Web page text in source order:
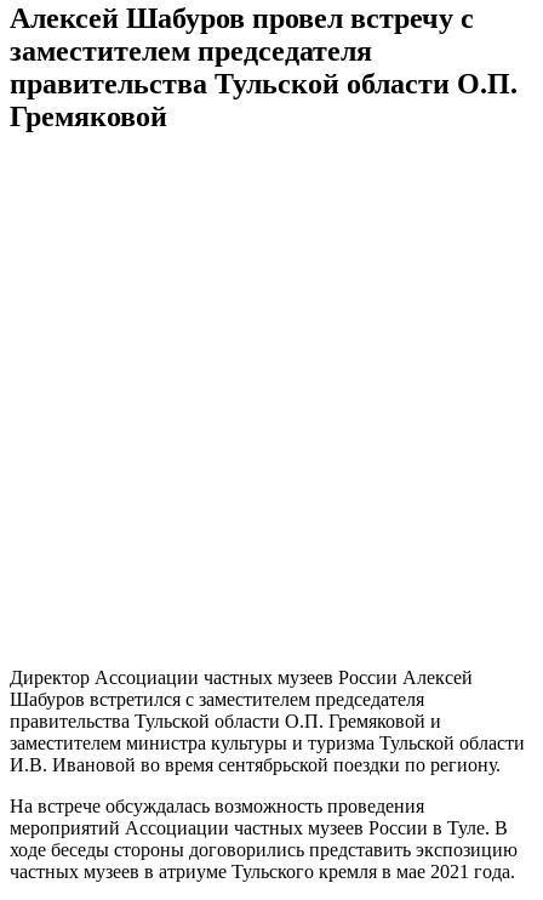
Алексей Шабуров провел встречу с
заместителем председателя
правительства Тульской области О.П.
Гремяковой
Директор Ассоциации частных музеев России Алексей
Шабуров встретился с заместителем председателя
правительства Тульской области О.П. Гремяковой и
заместителем министра культуры и туризма Тульской области
И.В. Ивановой во время сентябрьской поездки по региону.
На встрече обсуждалась возможность проведения
мероприятий Ассоциации частных музеев России в Туле. В
ходе беседы стороны договорились представить экспозицию
частных музеев в атриуме Тульского кремля в мае 2021 года.